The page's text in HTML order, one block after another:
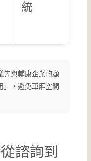
統
先與輔康企業的顧
」，避免車廂空間
諮詢到